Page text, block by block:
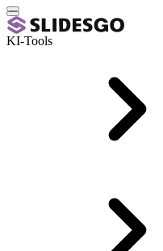
KI-Tools